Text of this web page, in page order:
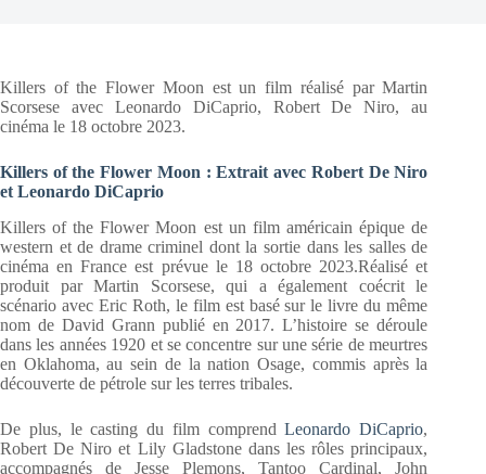
Killers of the Flower Moon est un film réalisé par Martin
Scorsese avec Leonardo DiCaprio, Robert De Niro, au
cinéma le 18 octobre 2023.
Killers of the Flower Moon : Extrait avec Robert De Niro
et Leonardo DiCaprio
Killers of the Flower Moon est un film américain épique de
western et de drame criminel dont la sortie dans les salles de
cinéma en France est prévue le 18 octobre 2023.Réalisé et
produit par Martin Scorsese, qui a également coécrit le
scénario avec Eric Roth, le film est basé sur le livre du même
nom de David Grann publié en 2017. L’histoire se déroule
dans les années 1920 et se concentre sur une série de meurtres
en Oklahoma, au sein de la nation Osage, commis après la
découverte de pétrole sur les terres tribales.
De plus, le casting du film comprendLeonardo DiCaprio,
Robert De Niro et Lily Gladstone dans les rôles principaux,
accompagnés de Jesse Plemons, Tantoo Cardinal, John